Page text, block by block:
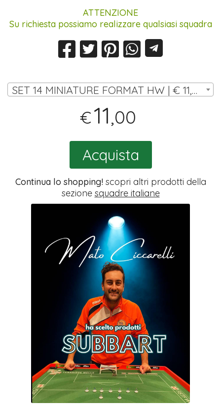
ATTENZIONE
Su richiesta possiamo realizzare qualsiasi squadra
SET 14 MINIATURE FORMAT HW | € 11,00
€11,00
Acquista
Continua lo shopping!scopri altri prodotti della
sezione squadre italiane